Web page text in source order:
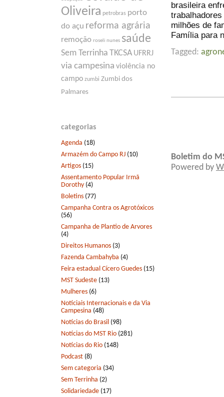
Oliveira petrobras porto
do açu reforma agrária
remoção roseli nunes saúde
Sem Terrinha TKCSA UFRRJ
via campesina violência no
campo zumbi Zumbi dos
Palmares
categorias
Agenda (18)
Armazém do Campo RJ (10)
Artigos (15)
Assentamento Popular Irmã
Dorothy (4)
Boletins (77)
Campanha Contra os Agrotóxicos
(56)
Campanha de Plantio de Arvores
(4)
Direitos Humanos (3)
Fazenda Cambahyba (4)
Feira estadual Cícero Guedes (15)
MST Sudeste (13)
Mulheres (6)
Notíciais Internacionais e da Via
Campesina (48)
Notícias do Brasil (98)
Notícias do MST Rio (281)
Notícias do Rio (148)
Podcast (8)
Sem categoria (34)
Sem Terrinha (2)
Solidariedade (17)
brasileira
milhões de
Família para
Tagged:
Boletim do
Powered by